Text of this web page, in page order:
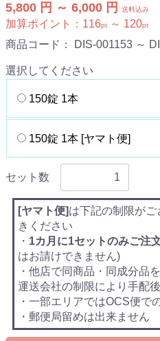
5,800 円 ～ 6,000 円 送料込み
加算ポイント： 116pt ～ 120pt
商品コード： DIS-001153 ～
選択してください
150錠 1本
150錠 1本 [ヤマト便]
セット数
[ヤマト便]は下記の制限が
きください
・ 1カ月に1セットのみご注
はお請けできません)
・他店で同商品・同成分品
運送会社の制限により手配
・一部エリアではOCS便で
・郵便局留めは出来ません